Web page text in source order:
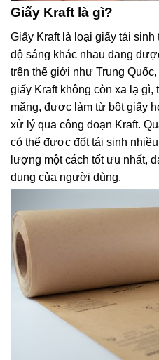
Giấy Kraft là gì?
Giấy Kraft là loại giấy tái
độ sáng khác nhau đang
trên thế giới như Trung
giấy Kraft không còn xa lạ
măng, được làm từ bột giấy
xử lý qua công đoạn Kraft.
có thể được đốt tái sinh
lượng một cách tốt ưu nhất,
dụng của người dùng.